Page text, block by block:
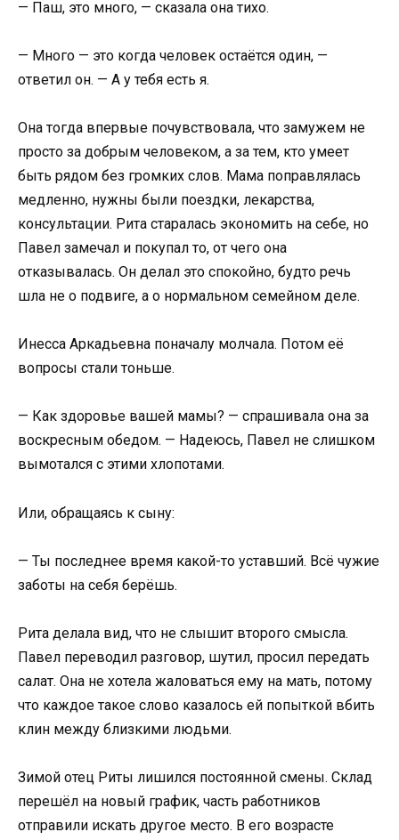
— Паш, это много, — сказала она тихо.
— Много — это когда человек остаётся один, —
ответил он. — А у тебя есть я.
Она тогда впервые почувствовала, что замужем не
просто за добрым человеком, а за тем, кто умеет
быть рядом без громких слов. Мама поправлялась
медленно, нужны были поездки, лекарства,
консультации. Рита старалась экономить на себе, но
Павел замечал и покупал то, от чего она
отказывалась. Он делал это спокойно, будто речь
шла не о подвиге, а о нормальном семейном деле.
Инесса Аркадьевна поначалу молчала. Потом её
вопросы стали тоньше.
— Как здоровье вашей мамы? — спрашивала она за
воскресным обедом. — Надеюсь, Павел не слишком
вымотался с этими хлопотами.
Или, обращаясь к сыну:
— Ты последнее время какой-то уставший. Всё чужие
заботы на себя берёшь.
Рита делала вид, что не слышит второго смысла.
Павел переводил разговор, шутил, просил передать
салат. Она не хотела жаловаться ему на мать, потому
что каждое такое слово казалось ей попыткой вбить
клин между близкими людьми.
Зимой отец Риты лишился постоянной смены. Склад
перешёл на новый график, часть работников
отправили искать другое место. В его возрасте